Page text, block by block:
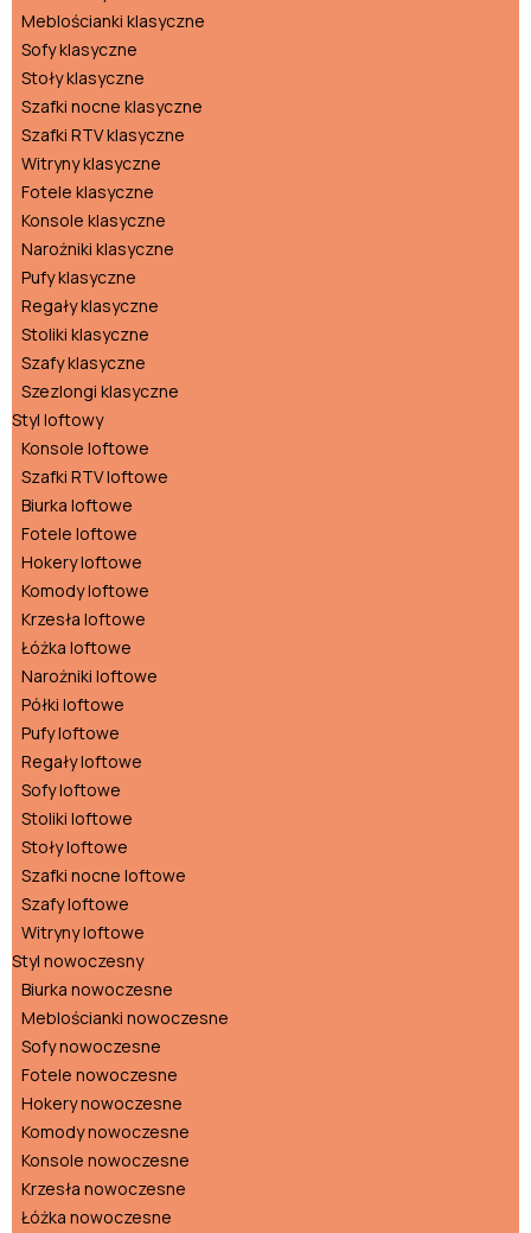
Meblościanki klasyczne
Sofy klasyczne
Stoły klasyczne
Szafki nocne klasyczne
Szafki RTV klasyczne
Witryny klasyczne
Fotele klasyczne
Konsole klasyczne
Narożniki klasyczne
Pufy klasyczne
Regały klasyczne
Stoliki klasyczne
Szafy klasyczne
Szezlongi klasyczne
Styl loftowy
Konsole loftowe
Szafki RTV loftowe
Biurka loftowe
Fotele loftowe
Hokery loftowe
Komody loftowe
Krzesła loftowe
Łóżka loftowe
Narożniki loftowe
Półki loftowe
Pufy loftowe
Regały loftowe
Sofy loftowe
Stoliki loftowe
Stoły loftowe
Szafki nocne loftowe
Szafy loftowe
Witryny loftowe
Styl nowoczesny
Biurka nowoczesne
Meblościanki nowoczesne
Sofy nowoczesne
Fotele nowoczesne
Hokery nowoczesne
Komody nowoczesne
Konsole nowoczesne
Krzesła nowoczesne
Łóżka nowoczesne